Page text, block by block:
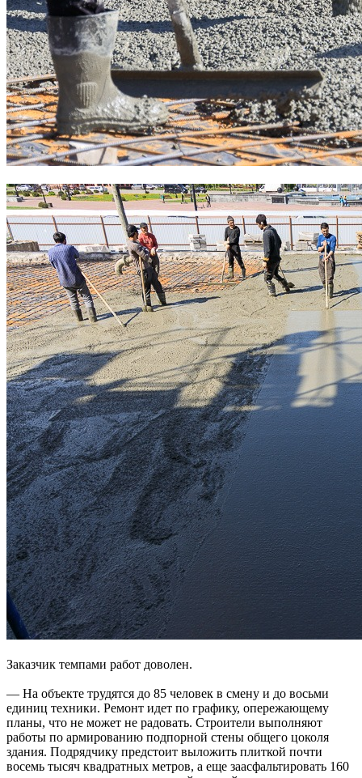
Заказчик темпами работ доволен.
— На объекте трудятся до 85 человек в смену и до восьми
единиц техники. Ремонт идет по графику, опережающему
планы, что не может не радовать. Строители выполняют
работы по армированию подпорной стены общего цоколя
здания. Подрядчику предстоит выложить плиткой почти
восемь тысяч квадратных метров, а еще заасфальтировать 160